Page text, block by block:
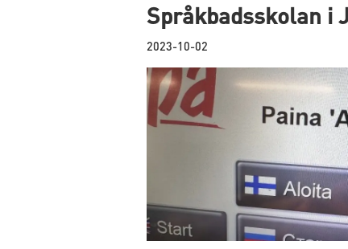
Språkbadsskolan i
2023-10-02